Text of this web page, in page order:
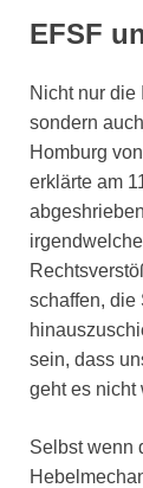
EFSF
Nicht nur die
sondern
Homburg
erklärte am
schaffen, die
sein, dass
geht es nicht
Selbst wenn